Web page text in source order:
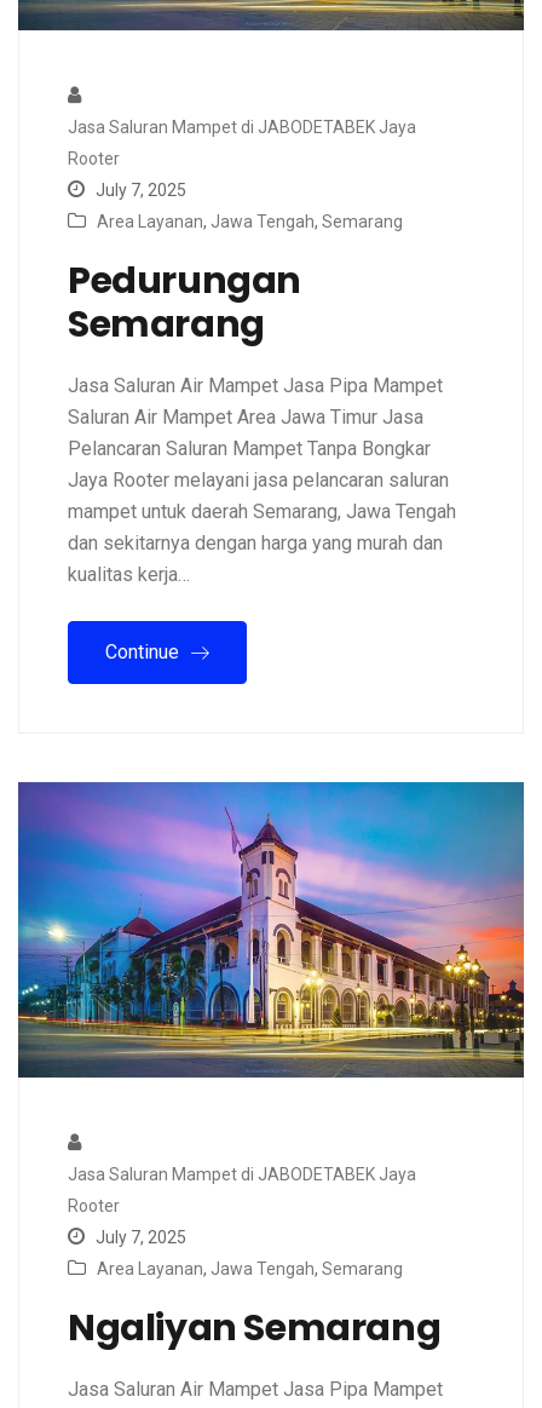
Jasa Saluran Mampet di JABODETABEK Jaya
Rooter
July 7, 2025
Area Layanan, Jawa Tengah, Semarang
Pedurungan
Semarang
Jasa Saluran Air Mampet Jasa Pipa Mampet
Saluran Air Mampet Area Jawa Timur Jasa
Pelancaran Saluran Mampet Tanpa Bongkar
Jaya Rooter melayani jasa pelancaran saluran
mampet untuk daerah Semarang, Jawa Tengah
dan sekitarnya dengan harga yang murah dan
kualitas kerja…
Continue
Jasa Saluran Mampet di JABODETABEK Jaya
Rooter
July 7, 2025
Area Layanan, Jawa Tengah, Semarang
Ngaliyan Semarang
Jasa Saluran Air Mampet Jasa Pipa Mampet